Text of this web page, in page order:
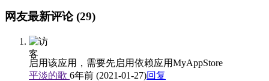
网友最新评论(29)
启用该应用，需要先启用依赖应用MyAppStore
平淡的歌 6年前 (2021-01-27)回复